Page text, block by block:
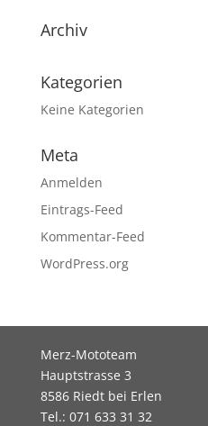
Archiv
Kategorien
Keine Kategorien
Meta
Anmelden
Eintrags-Feed
Kommentar-Feed
WordPress.org
Merz-Mototeam
Hauptstrasse 3
8586 Riedt bei Erlen
Tel.: 071 633 31 32